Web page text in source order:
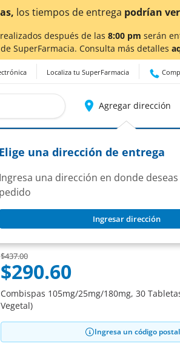
entregapodrían verse afectados.
realizados después de las 8:00 pm serán
SuperFarmacia. Consulta más detalles
Localiza tu SuperFarmacia
Agregar dirección
Elige una dirección de entrega
Ingresa una dirección en donde
pedido
Ingresar dirección
COMBISPAS
Combispas 105mg/25mg/
Price reduced from
$437.00to
$290.60
Combispas 105mg/25mg/180mg, 30
Vegetal)
Ingresa un código postal